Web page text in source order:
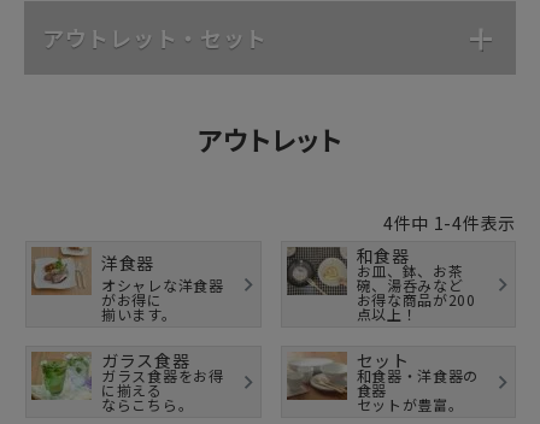
アウトレット・セット
アウトレット
4件中 1-4件表示
洋食器
オシャレな洋食器
がお得に
揃います。
和食器
お皿、鉢、お茶
碗、湯呑みなど
お得な商品が200
点以上！
ガラス食器
ガラス食器をお得
に揃える
ならこちら。
セット
和食器・洋食器の
食器
セットが豊富。